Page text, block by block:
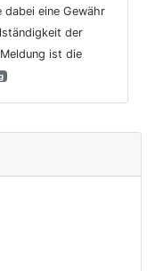
dabei eine Gewähr
der
ist die